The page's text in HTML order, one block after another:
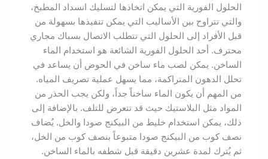
الحلول الفورية التي يمكن اتخاذها لتسليك انسداد المطبخ،
والتي تتراوح بين الأساليب التي يمكن تنفيذها بسهولة من
قبل الأفراد إلى الحلول التي تتطلب الاتصال بسباك مجاري
محترف. أحد الحلول الفورية الشائعة هو استخدام الماء
الساخن. يمكن لصب ماء ساخن في الحوض أن يساعد في
تحلل الدهون المتراكمة، مما يسهل عملية تصريف المياه.
من المهم أن يكون الماء ساخناً جداً، ولكن يجب الحذر من
المواد مثل البلاستيك حيث قد تتعرض للتلف. بالإضافة إلى
ذلك، يمكن استخدام خليط من البيكنج صودا والخل. يُضاف
نصف كوب من البيكنج صودا متبوعاً بنصف كوب من الخل،
ثم يُترك لمدة عشرين دقيقة قبل شطفه بالماء الساخن.